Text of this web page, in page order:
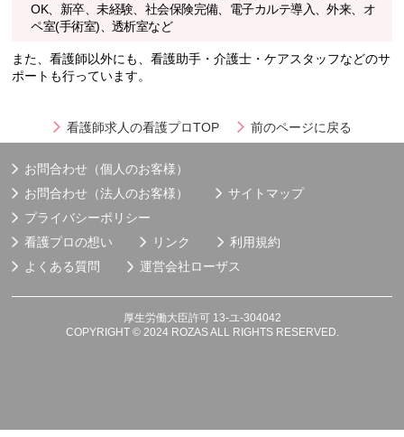
OK、新卒、未経験、社会保険完備、電子カルテ導入、外来、オ
ペ室(手術室)、透析室など
また、看護師以外にも、看護助手・介護士・ケアスタッフなどのサ
ポートも行っています。
看護師求人の看護プロTOP 前のページに戻る
お問合わせ（個人のお客様）
お問合わせ（法人のお客様）
サイトマップ
プライバシーポリシー
看護プロの想い
リンク
利用規約
よくある質問
運営会社ローザス
厚生労働大臣許可 13-ユ-304042
COPYRIGHT © 2024 ROZAS ALL RIGHTS RESERVED.